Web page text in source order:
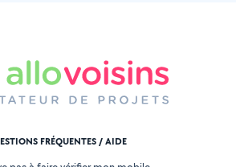
FRÉQUENTES / AIDE